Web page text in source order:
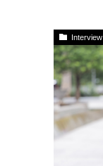
Interview